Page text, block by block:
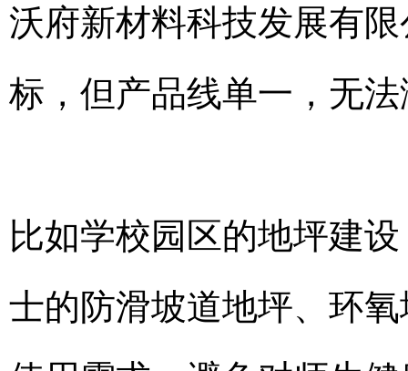
沃府新材料科技发展有
标，但产品线单一，无
比如学校园区的地坪建
士的防滑坡道地坪、环